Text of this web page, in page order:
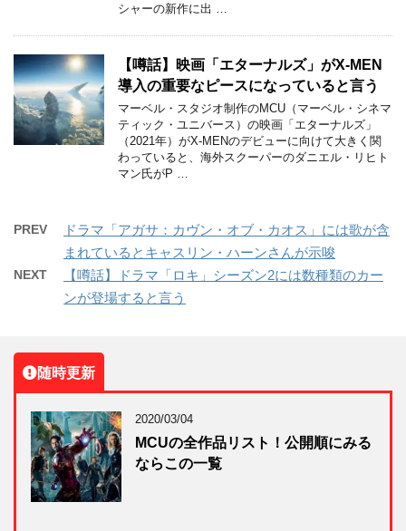
シャーの新作に出 …
【噂話】映画「エターナルズ」がX-MEN
導入の重要なピースになっていると言う
マーベル・スタジオ制作のMCU（マーベル・シネマ
ティック・ユニバース）の映画「エターナルズ」
（2021年）がX-MENのデビューに向けて大きく関
わっていると、海外スクーパーのダニエル・リヒト
マン氏がP …
PREV
ドラマ「アガサ：カヴン・オブ・カオス」には歌が含
まれているとキャスリン・ハーンさんが示唆
NEXT
【噂話】ドラマ「ロキ」シーズン2には数種類のカー
ンが登場すると言う
随時更新
2020/03/04
MCUの全作品リスト！公開順にみる
ならこの一覧